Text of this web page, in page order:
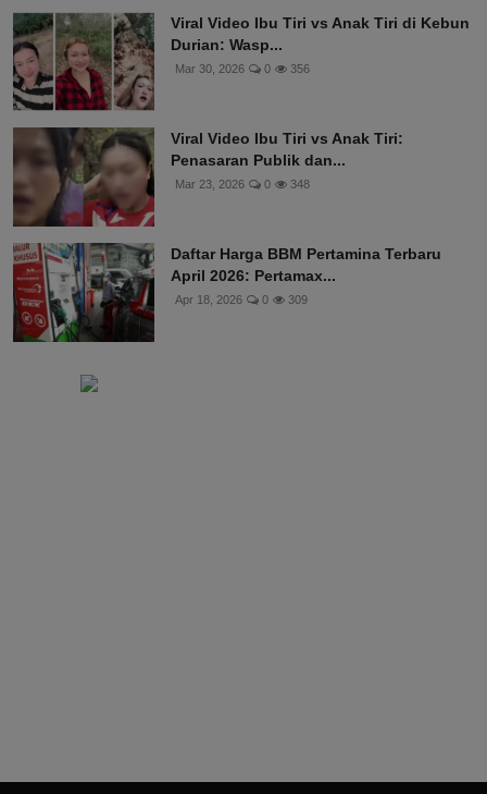
Viral Video Ibu Tiri vs Anak Tiri di Kebun
Durian: Wasp...
Mar 30, 2026 0 356
Viral Video Ibu Tiri vs Anak Tiri:
Penasaran Publik dan...
Mar 23, 2026 0 348
Daftar Harga BBM Pertamina Terbaru
April 2026: Pertamax...
Apr 18, 2026 0 309